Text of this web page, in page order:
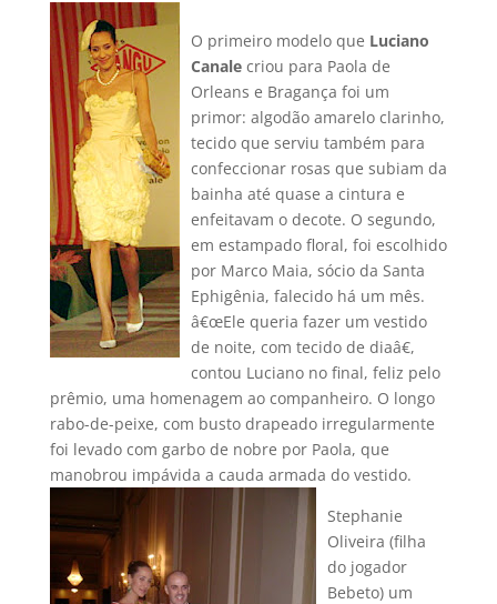
O primeiro modelo que Luciano
Canalecriou para Paola de
Orleans e Bragança foi um
primor: algodão amarelo clarinho,
tecido que serviu também para
confeccionar rosas que subiam da
bainha até quase a cintura e
enfeitavam o decote. O segundo,
em estampado floral, foi escolhido
por Marco Maia, sócio da Santa
Ephigênia, falecido há um mês.
â€œEle queria fazer um vestido
de noite, com tecido de diaâ€,
contou Luciano no final, feliz pelo
prêmio, uma homenagem ao companheiro. O longo
rabo-de-peixe, com busto drapeado irregularmente
foi levado com garbo de nobre por Paola, que
manobrou impávida a cauda armada do vestido.
Stephanie
Oliveira (filha
do jogador
Bebeto) um